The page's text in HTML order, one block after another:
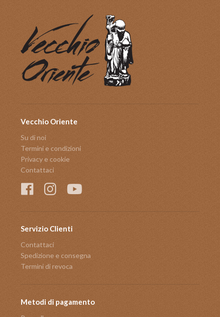
Vecchio Oriente
Su di noi
Termini e condizioni
Privacy e cookie
Contattaci
Servizio Clienti
Contattaci
Spedizione e consegna
Termini di revoca
Metodi di pagamento